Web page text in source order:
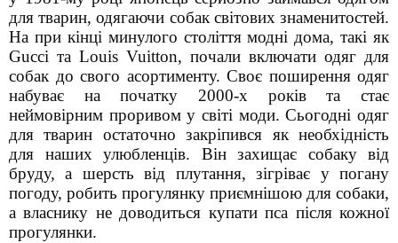
для тварин, одягаючи собак світових знаменитостей.
На при кінці минулого століття модні дома, такі як
Gucci та Louis Vuitton, почали включати одяг для
собак до свого асортименту. Своє поширення одяг
набуває на початку 2000-х років та стає
неймовірним проривом у світі моди. Сьогодні одяг
для тварин остаточно закріпився як необхідність
для наших улюбленців. Він захищає собаку від
бруду, а шерсть від плутання, зігріває у погану
погоду, робить прогулянку приємнішою для собаки,
а власнику не доводиться купати пса після кожної
прогулянки.